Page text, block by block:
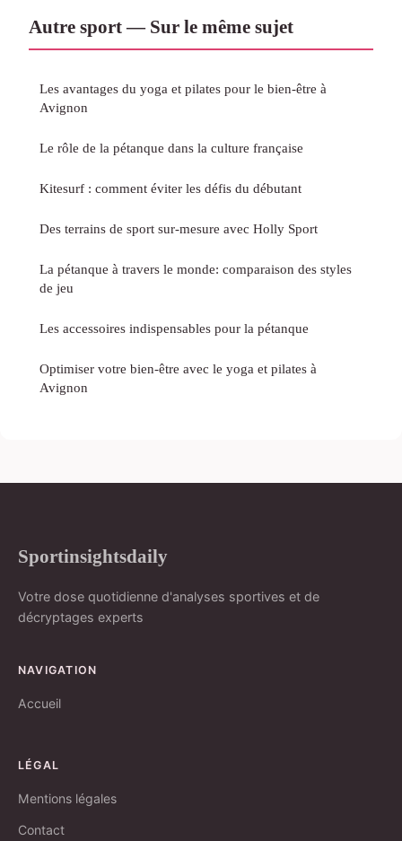
Autre sport — Sur le même sujet
Les avantages du yoga et pilates pour le bien-être à
Avignon
Le rôle de la pétanque dans la culture française
Kitesurf : comment éviter les défis du débutant
Des terrains de sport sur-mesure avec Holly Sport
La pétanque à travers le monde: comparaison des styles
de jeu
Les accessoires indispensables pour la pétanque
Optimiser votre bien-être avec le yoga et pilates à
Avignon
Sportinsightsdaily
Votre dose quotidienne d'analyses sportives et de
décryptages experts
NAVIGATION
Accueil
LÉGAL
Mentions légales
Contact